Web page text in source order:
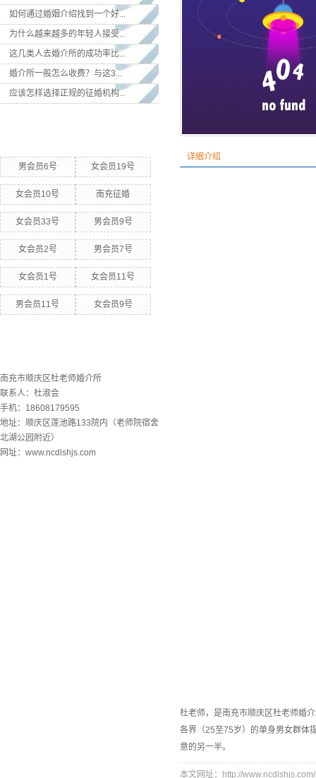
如何通过婚姻介绍找到一个好...
为什么越来越多的年轻人接受...
这几类人去婚介所的成功率比...
婚介所一般怎么收费？与这3...
应该怎样选择正规的征婚机构...
男会员6号 女会员19号
女会员10号 南充征婚
女会员33号 男会员9号
女会员2号 男会员7号
女会员1号 女会员11号
男会员11号 女会员9号
南充市顺庆区杜老师婚介所
联系人：杜淑会
手机：18608179595
地址：顺庆区莲池路133院内（老师院宿舍
北湖公园附近）
网址：www.ncdlshjs.com
详细介绍
杜老师，是南充市顺庆区杜老师婚
各界（25至75岁）的单身男女群体
意的另一半。
本文网址：http://